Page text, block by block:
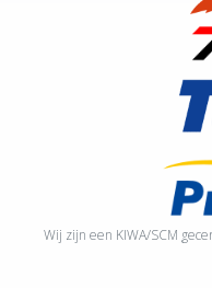
Wij zijn een KIWA/SCM